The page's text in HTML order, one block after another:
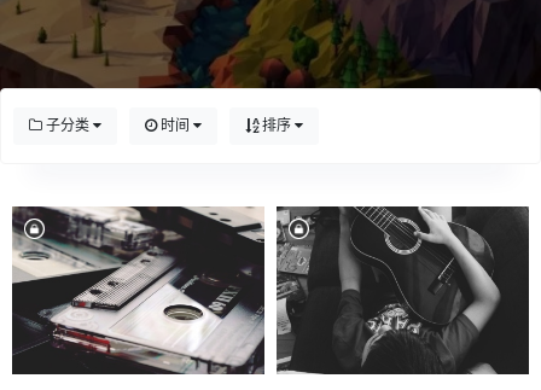
子分类 时间 排序